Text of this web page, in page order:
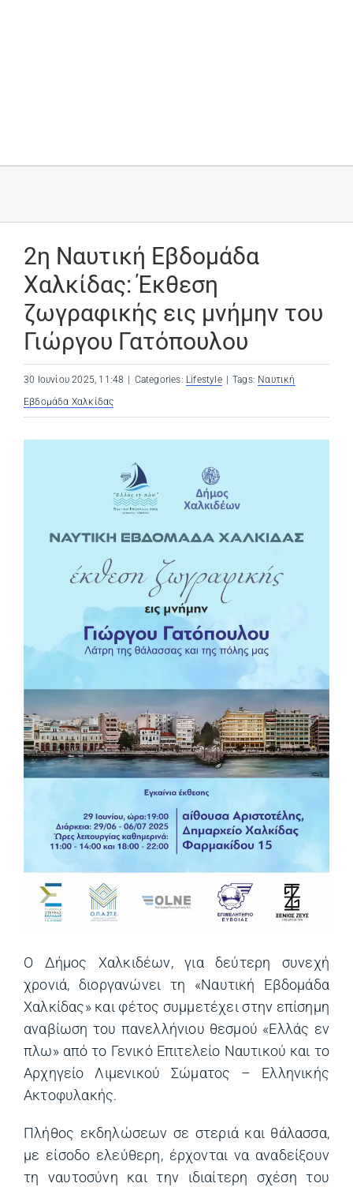
2η Ναυτική Εβδομάδα
Χαλκίδας: Έκθεση
ζωγραφικής εις μνήμην του
Γιώργου Γατόπουλου
30 Ιουνίου 2025, 11:48 Categories: Lifestyle Tags: Ναυτική
Εβδομάδα Χαλκίδας
Ο Δήμος Χαλκιδέων, για δεύτερη συνεχή
χρονιά, διοργανώνει τη «Ναυτική Εβδομάδα
Χαλκίδας» και φέτος συμμετέχει στην επίσημη
αναβίωση του πανελλήνιου θεσμού «Ελλάς εν
πλω» από το Γενικό Επιτελείο Ναυτικού και το
Αρχηγείο Λιμενικού Σώματος – Ελληνικής
Ακτοφυλακής.
Πλήθος εκδηλώσεων σε στεριά και θάλασσα,
με είσοδο ελεύθερη, έρχονται να αναδείξουν
τη ναυτοσύνη και την ιδιαίτερη σχέση του